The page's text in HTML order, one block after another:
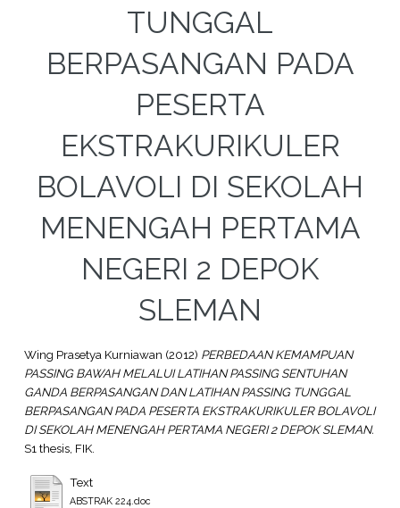
TUNGGAL
BERPASANGAN PADA
PESERTA
EKSTRAKURIKULER
BOLAVOLI DI SEKOLAH
MENENGAH PERTAMA
NEGERI 2 DEPOK
SLEMAN
Wing Prasetya Kurniawan (2012) PERBEDAAN KEMAMPUAN
PASSING BAWAH MELALUI LATIHAN PASSING SENTUHAN
GANDA BERPASANGAN DAN LATIHAN PASSING TUNGGAL
BERPASANGAN PADA PESERTA EKSTRAKURIKULER BOLAVOLI
DI SEKOLAH MENENGAH PERTAMA NEGERI 2 DEPOK SLEMAN.
S1 thesis, FIK.
Text
ABSTRAK 224.doc